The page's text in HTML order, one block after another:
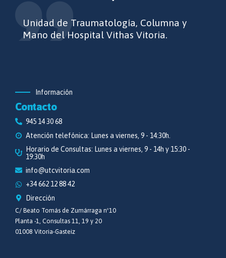
Unidad de Traumatología, Columna y
Mano del Hospital Vithas Vitoria.
Información
Contacto
945 14 30 68
Atención telefónica: Lunes a viernes, 9 - 14:30h.
Horario de Consultas: Lunes a viernes, 9 - 14h y 15:30 -
19:30h
info@utcvitoria.com
+34 662 12 88 42
Dirección
C/ Beato Tomás de Zumárraga nº10
Planta -1, Consultas 11, 19 y 20
01008 Vitoria-Gasteiz